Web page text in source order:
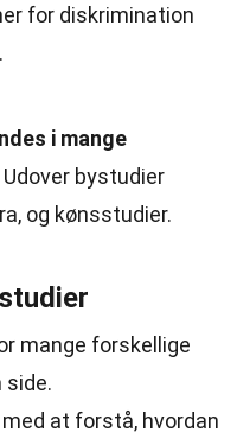
for diskrimination
i mange
Udover bystudier
og kønsstudier.
mange forskellige
side.
at forstå, hvordan